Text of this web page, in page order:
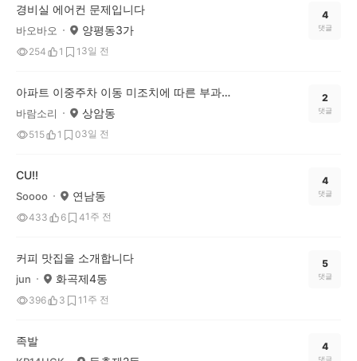
경비실 에어컨 문제입니다
바오바오 양평동3가
254 1 1 3일 전
4
댓글
아파트 이중주차 이동 미조치에 따른 부과금(벌금)
바람소리 상암동
515 1 03일 전
2
댓글
CU!!
Soooo 연남동
433 6 41주 전
4
댓글
커피 맛집을 소개합니다
jun 화곡제4동
396 3 1 1주 전
5
댓글
족발 4
댓글